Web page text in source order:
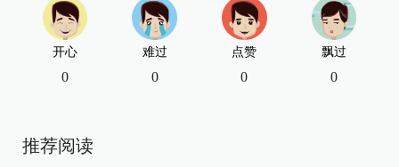
开心
0
难过
0
点赞
0
飘过
0
推荐阅读